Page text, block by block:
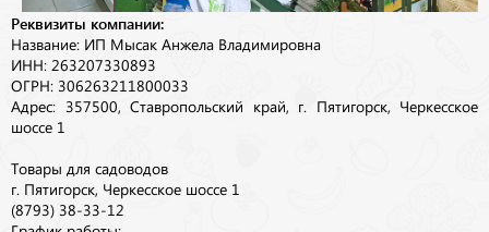
Реквизиты компании:
Название: ИП Мысак Анжела Владимировна
ИНН: 263207330893
ОГРН: 306263211800033
Адрес: 357500, Ставропольский край, г. Пятигорск, Черкесское
шоссе 1
Товары для садоводов
г. Пятигорск, Черкесское шоссе 1
(8793) 38-33-12
График работы: